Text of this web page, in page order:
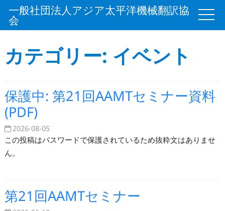
一般社団法人アジア太平洋機械翻訳協
会
カテゴリー: イベント
保護中: 第21回AAMTセミナー資料
(PDF)
2026-08-05
この投稿はパスワードで保護されているため抜粋文はありませ
ん。
第21回AAMTセミナー